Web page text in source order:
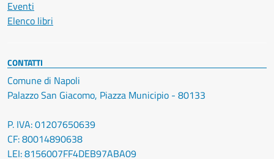
Eventi
Elenco libri
CONTATTI
Comune di Napoli
Palazzo San Giacomo, Piazza Municipio - 80133
P. IVA: 01207650639
CF: 80014890638
LEI: 8156007FF4DEB97ABA09